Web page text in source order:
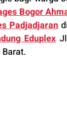
Bogor
Padjadjaran
Eduplex